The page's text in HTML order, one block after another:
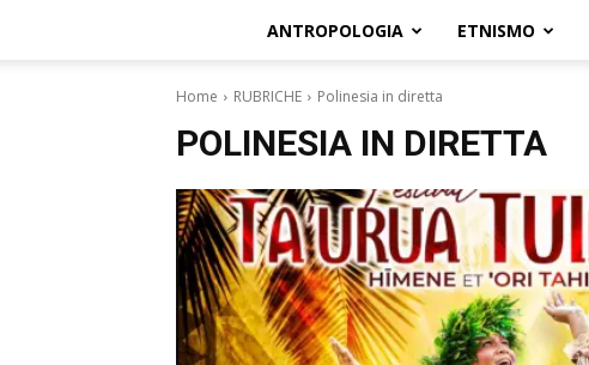
ANTROPOLOGIA ETNISMO
Home RUBRICHE Polinesia in diretta
POLINESIA IN DIRETTA